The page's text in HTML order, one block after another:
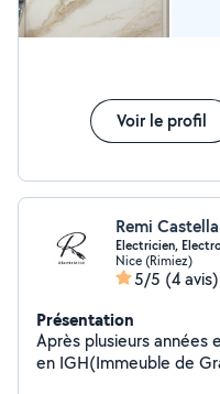
Voir le profil
Remi
Electricien,
Nice (Rimiez)
5/5 (4 avis)
Présentation
Après plusieurs années
en IGH(Immeuble de